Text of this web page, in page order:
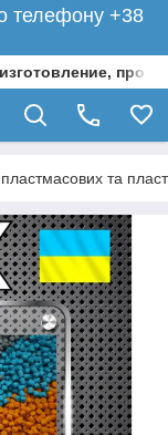
телефону +38
та